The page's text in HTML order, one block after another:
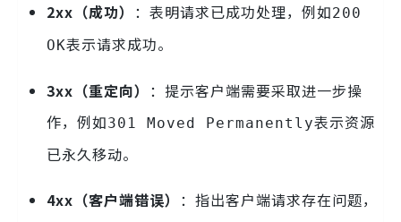
2xx（成功） ：表明请求已成功处理，例如200
OK表示请求成功。
3xx（重定向） ：提示客户端需要采取进一步操
作，例如301 Moved Permanently表示资源
已永久移动。
4xx（客户端错误） ：指出客户端请求存在问题，